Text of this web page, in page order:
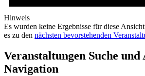
Hinweis
Es wurden keine Ergebnisse für diese
es zu den nächsten bevorstehenden
Veranstaltungen Suche und
Navigation